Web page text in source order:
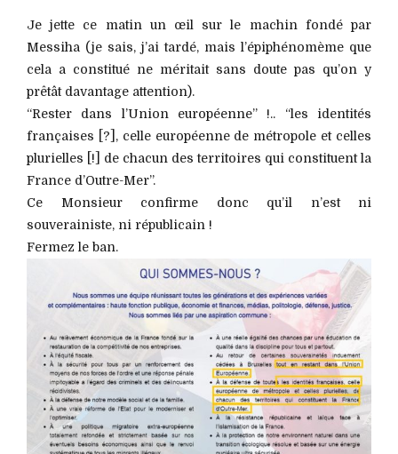
Je jette ce matin un œil sur le machin fondé par
Messiha (je sais, j’ai tardé, mais l’épiphénomème que
cela a constitué ne méritait sans doute pas qu’on y
prêtât davantage attention).
“Rester dans l’Union européenne” !.. “les identités
françaises [?], celle européenne de métropole et celles
plurielles [!] de chacun des territoires qui constituent la
France d’Outre-Mer”.
Ce Monsieur confirme donc qu’il n’est ni
souverainiste, ni républicain !
Fermez le ban.